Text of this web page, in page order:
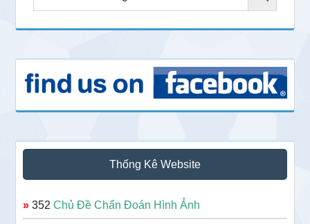
Thống Kê Website
» 352Chủ Đề Chẩn Đoán Hình Ảnh